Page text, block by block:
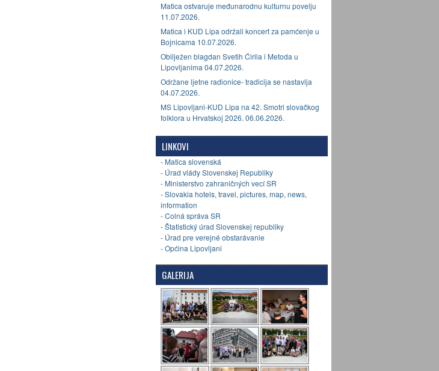
Matica ostvaruje međunarodnu kulturnu povelju
11.07.2026.
Matica i KUD Lipa održali koncert za pamćenje u
Bojnicama 10.07.2026.
Obilježen blagdan Svetih Ćirila i Metoda u
Lipovljanima 04.07.2026.
Održane ljetne radionice- tradicija se nastavlja
04.07.2026.
MS Lipovljani-KUD Lipa na 42. Smotri slovačkog
folklora u Hrvatskoj 2026. 06.06.2026.
LINKOVI
- Matica slovenská
- Úrad vlády Slovenskej Republiky
- Ministerstvo zahraničných vecí SR
- Slovakia hotels, travel, pictures, map, news,
information
- Colná správa SR
- Štatistický úrad Slovenskej republiky
- Úrad pre verejné obstarávanie
- Općina Lipovljani
GALERIJA